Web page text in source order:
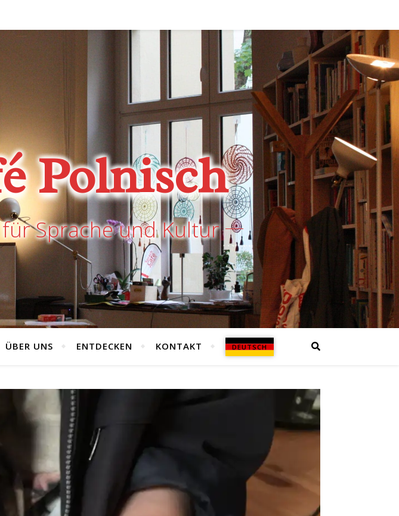
Polnisch
Sprache und Kultur
ÜBER UNS ENTDECKEN KONTAKT DEUTSCH